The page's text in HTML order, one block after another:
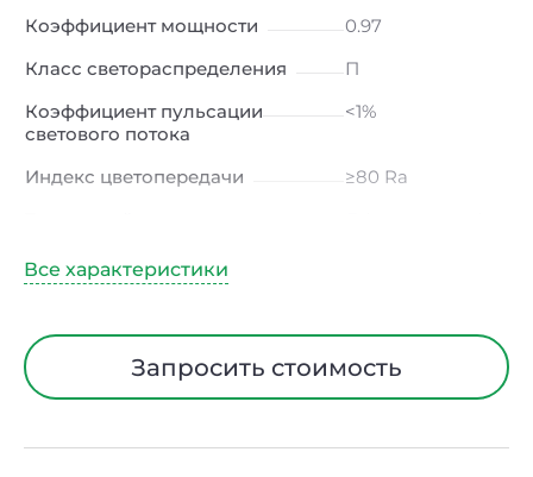
Коэффициент мощности
0.97
Класс светораспределения
П
Коэффициент пульсации
светового потока
<1%
Индекс цветопередачи
≥80 Ra
Угол рассеивания
Диапазон рабочих
температурЗапросить стоимость